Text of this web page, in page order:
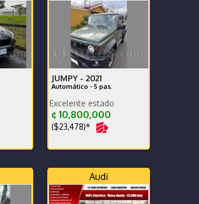
de reversa
JUMPY - 2021
Automático - 5 pas.
Excelente estado
¢ 10,800,000
($23,478)*
Audi